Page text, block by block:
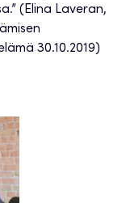
(Elina Laveran,
30.10.2019)